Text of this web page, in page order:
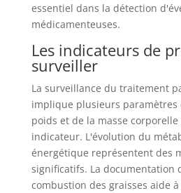
essentiel dans la détection
médicamenteuses.
Les indicateurs de
surveiller
La surveillance du traitement
implique plusieurs paramètres
poids et de la masse
indicateur. L'évolution du
énergétique représentent des
significatifs. La documentation
combustion des graisses aide